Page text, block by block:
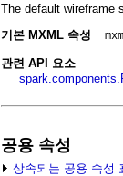
The default wireframe
기본 MXML 속성
관련 API 요소
공용 속성
상속되는 공용 속성